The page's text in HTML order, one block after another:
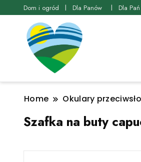
Dom i ogród Dla Panów Dla Pań
Home Okulary
Szafka na buty